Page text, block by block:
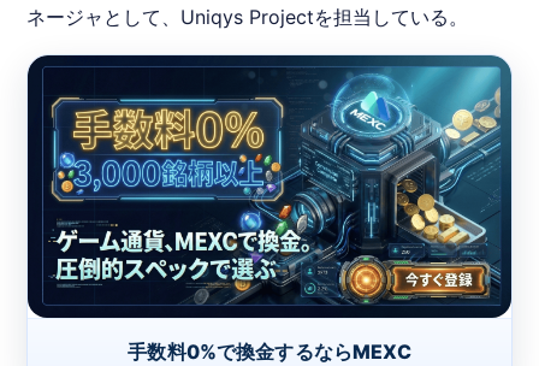
ネージャとして、Uniqys Projectを担当している。
手数料0%で換金するならMEXC